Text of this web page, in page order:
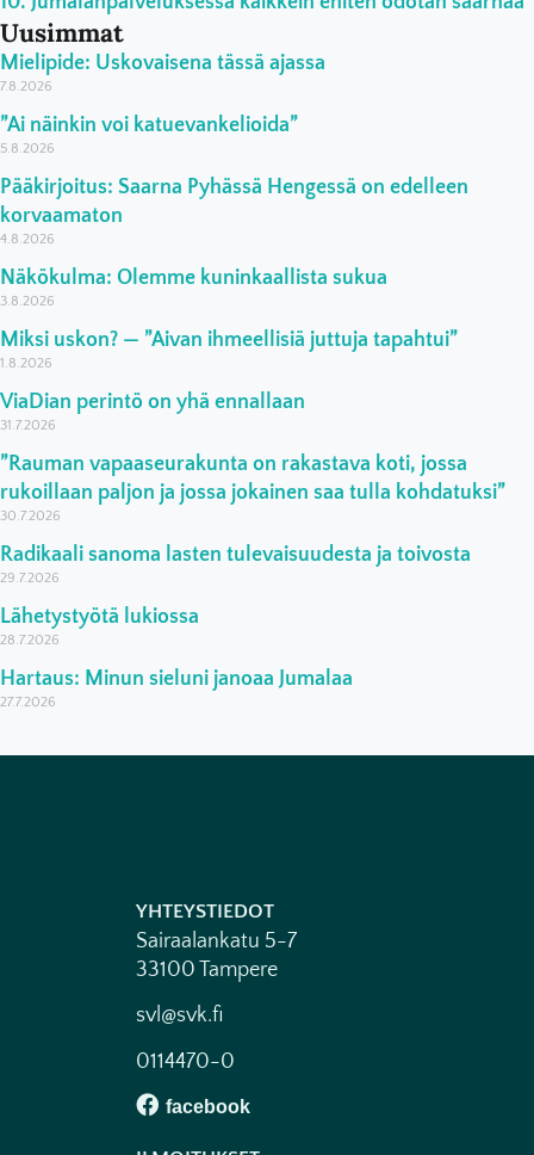
Uusimmat
Mielipide: Uskovaisena tässä ajassa
7.8.2026
”Ai näinkin voi katuevankelioida”
5.8.2026
Pääkirjoitus: Saarna Pyhässä Hengessä on edelleen
korvaamaton
4.8.2026
Näkökulma: Olemme kuninkaallista sukua
3.8.2026
Miksi uskon? — ”Aivan ihmeellisiä juttuja tapahtui”
1.8.2026
ViaDian perintö on yhä ennallaan
31.7.2026
”Rauman vapaaseurakunta on rakastava koti, jossa
rukoillaan paljon ja jossa jokainen saa tulla kohdatuksi”
30.7.2026
Radikaali sanoma lasten tulevaisuudesta ja toivosta
29.7.2026
Lähetystyötä lukiossa
28.7.2026
Hartaus: Minun sieluni janoaa Jumalaa
27.7.2026
YHTEYSTIEDOT
Sairaalankatu 5-7
33100 Tampere
svl@svk.fi
0114470-0